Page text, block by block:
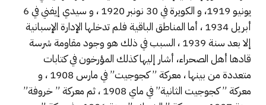
يونيو 1919، و الكويرة في 30 نونبر 1920 ، و سيدي إيفني في 6
أبريل 1934 ، أما المناطق الباقية فلم تدخلها الإدارة الإسبانية
إلا بعد سنة 1939 ، السبب في ذلك هو وجود مقاومة شرسة
قادها أهل الصحراء، أشار إليها كذلك المؤرخون في كتابات
متعددة من بينها ، معركة ” كجوجيت” في مارس 1908 ، و
معركة ” كجوجيت الثانية” في ماي 1908 ، ثم معركة ” خروفة”